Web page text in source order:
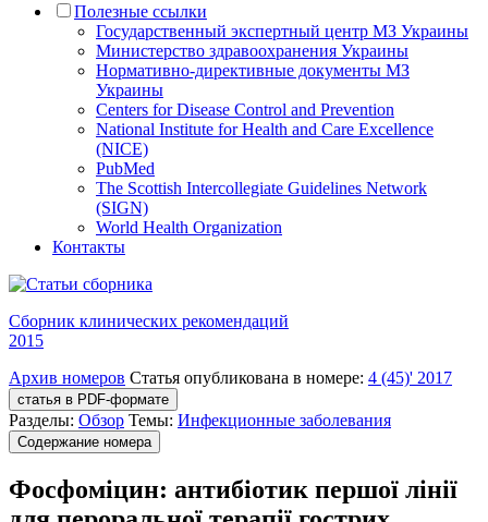
Полезные ссылки
Государственный экспертный центр МЗ Украины
Министерство здравоохранения Украины
Нормативно-директивные документы МЗ
Украины
Centers for Disease Control and Prevention
National Institute for Health and Care Excellence
(NICE)
PubMed
The Scottish Intercollegiate Guidelines Network
(SIGN)
World Health Organization
Контакты
Сборник клинических рекомендаций
2015
Архив номеров Статья опубликована в номере: 4 (45)' 2017
статья в PDF-формате
Разделы: Обзор Темы: Инфекционные заболевания
Содержание номера
Фосфоміцин: антибіотик першої лінії